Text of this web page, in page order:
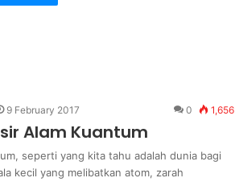
9 February 2017 0 1,656
Alam Kuantum
seperti yang kita tahu adalah dunia bagi
kecil yang melibatkan atom, zarah